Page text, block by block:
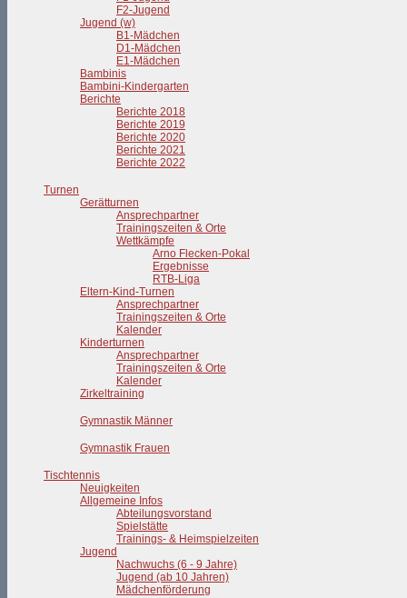
F2-Jugend
Jugend (w)
B1-Mädchen
D1-Mädchen
E1-Mädchen
Bambinis
Bambini-Kindergarten
Berichte
Berichte 2018
Berichte 2019
Berichte 2020
Berichte 2021
Berichte 2022
Turnen
Gerätturnen
Ansprechpartner
Trainingszeiten & Orte
Wettkämpfe
Arno Flecken-Pokal
Ergebnisse
RTB-Liga
Eltern-Kind-Turnen
Ansprechpartner
Trainingszeiten & Orte
Kalender
Kinderturnen
Ansprechpartner
Trainingszeiten & Orte
Kalender
Zirkeltraining
Gymnastik Männer
Gymnastik Frauen
Tischtennis
Neuigkeiten
Allgemeine Infos
Abteilungsvorstand
Spielstätte
Trainings- & Heimspielzeiten
Jugend
Nachwuchs (6 - 9 Jahre)
Jugend (ab 10 Jahren)
Mädchenförderung